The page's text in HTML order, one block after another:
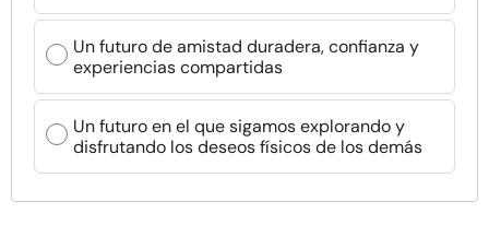
Un futuro de amistad duradera, confianza y
experiencias compartidas
Un futuro en el que sigamos explorando y
disfrutando los deseos físicos de los demás